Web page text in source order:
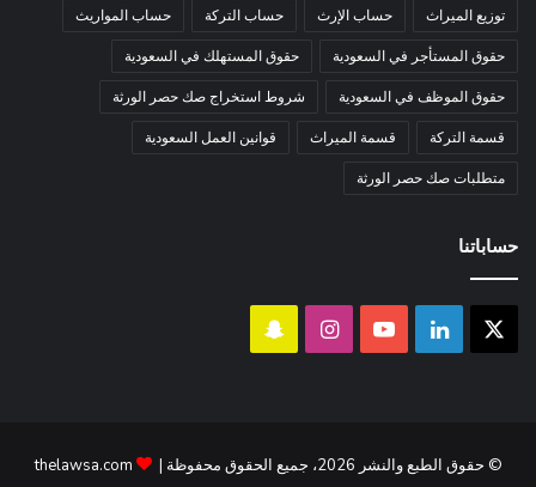
توزيع الميراث حساب الإرث حساب التركة حساب المواريث
حقوق المستأجر في السعودية حقوق المستهلك في السعودية
حقوق الموظف في السعودية شروط استخراج صك حصر الورثة
قسمة التركة قسمة الميراث قوانين العمل السعودية
متطلبات صك حصر الورثة
حساباتنا
لينكدإن‫YouTubeانستقرامسناب
© حقوق الطبع والنشر 2026، جميع الحقوق محفوظة |
thelawsa.com